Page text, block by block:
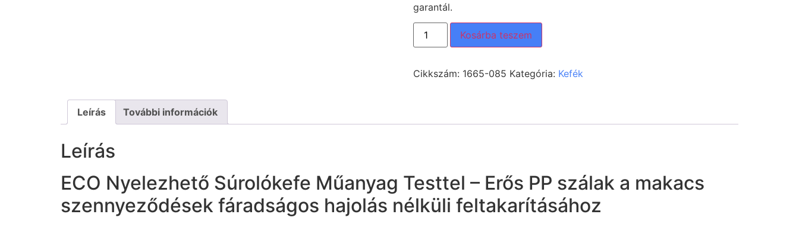
garantál.
Kosárba teszem
Cikkszám: 1665-085 Kategória: Kefék
Leírás További információk
Leírás
ECO Nyelezhető Súrolókefe Műanyag Testtel – Erős PP szálak a makacs
szennyeződések fáradságos hajolás nélküli feltakarításához